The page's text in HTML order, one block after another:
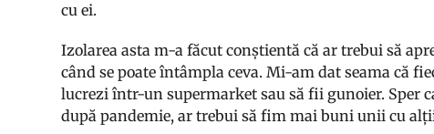
cu ei.
Izolarea asta m-a făcut conștientă că ar trebui să
când se poate întâmpla ceva. Mi-am dat seama că
lucrezi într-un supermarket sau să fii gunoier. Sper
după pandemie, ar trebui să fim mai buni unii cu